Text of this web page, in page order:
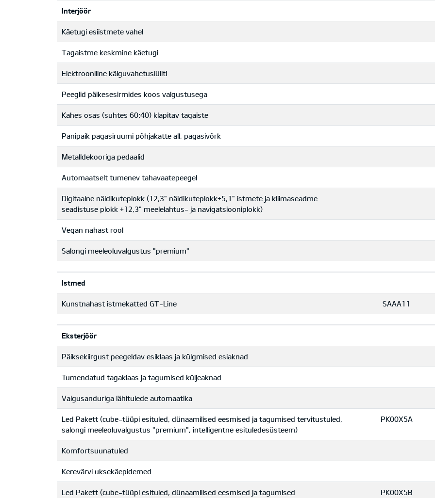
Interjöör
Käetugi esiistmete vahel
Tagaistme keskmine käetugi
Elektrooniline käiguvahetuslüliti
Peeglid päikesesirmides koos valgustusega
Kahes osas (suhtes 60:40) klapitav tagaiste
Panipaik pagasiruumi põhjakatte all, pagasivõrk
Metalldekooriga pedaalid
Automaatselt tumenev tahavaatepeegel
Digitaalne näidikuteplokk (12,3" näidikuteplokk+5,1" istmete ja kliimaseadme
seadistuse plokk +12,3" meelelahtus- ja navigatsiooniplokk)
Vegan nahast rool
Salongi meeleoluvalgustus "premium"
Istmed
Kunstnahast istmekatted GT-Line SAAA11
Eksterjöör
Päiksekiirgust peegeldav esiklaas ja külgmised esiaknad
Tumendatud tagaklaas ja tagumised küljeaknad
Valgusanduriga lähitulede automaatika
Led Pakett (cube-tüüpi esituled, dünaamilised eesmised ja tagumised tervitustuled,
salongi meeleoluvalgustus "premium", intelligentne esituledesüsteem)
PK00X5A
Komfortsuunatuled
Kerevärvi uksekäepidemed
Led Pakett (cube-tüüpi esituled, dünaamilised eesmised ja tagumised
PK00X5B